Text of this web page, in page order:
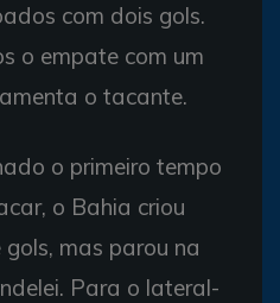
com dois gols.
o empate com um
o tacante.
o primeiro tempo
o Bahia criou
mas parou na
Para o lateral-